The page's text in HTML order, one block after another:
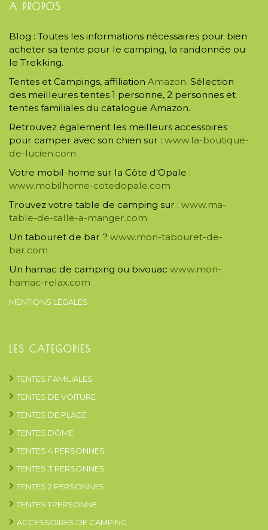
A PROPOS
Blog : Toutes les informations nécessaires pour bien
acheter sa tente pour le camping, la randonnée ou
le Trekking.
Tentes et Campings, affiliation Amazon. Sélection
des meilleures tentes 1 personne, 2 personnes et
tentes familiales du catalogue Amazon.
Retrouvez également les meilleurs accessoires
pour camper avec son chien sur : www.la-boutique-
de-lucien.com
Votre mobil-home sur la Côte d'Opale :
www.mobilhome-cotedopale.com
Trouvez votre table de camping sur : www.ma-
table-de-salle-a-manger.com
Un tabouret de bar ? www.mon-tabouret-de-
bar.com
Un hamac de camping ou bivouac www.mon-
hamac-relax.com
MENTIONS LÉGALES
LES CATEGORIES
TENTES FAMILIALES
TENTES DE VOITURE
TENTES DE PLAGE
TENTES DÔME
TENTES 4 PERSONNES
TENTES 3 PERSONNES
TENTES 2 PERSONNES
TENTES 1 PERSONNE
ACCESSOIRES DE CAMPING